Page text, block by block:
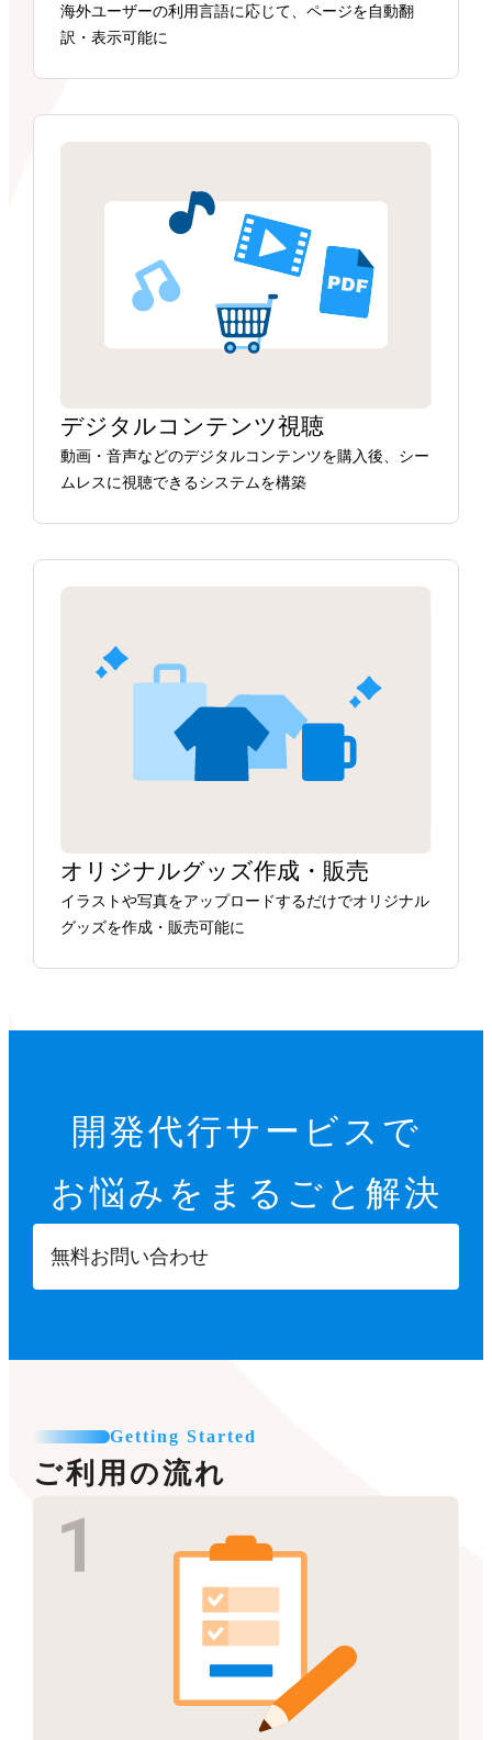
海外ユーザーの利用言語に応じて、ページを自動翻
訳・表示可能に
デジタルコンテンツ視聴
動画・音声などのデジタルコンテンツを購入後、シー
ムレスに視聴できるシステムを構築
オリジナルグッズ作成・販売
イラストや写真をアップロードするだけでオリジナル
グッズを作成・販売可能に
開発代行サービスで
お悩みをまるごと解決
無料お問い合わせ
Getting Started
ご利用の流れ